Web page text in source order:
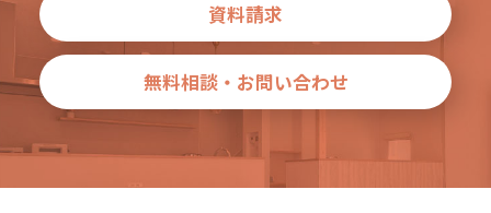
資料請求
無料相談・お問い合わせ